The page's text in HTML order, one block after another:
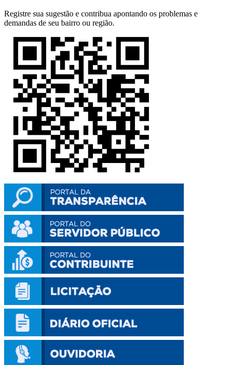
Registre sua sugestão e contribua apontando os problemas e
demandas de seu bairro ou região.